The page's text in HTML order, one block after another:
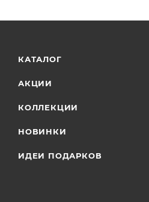
КАТАЛОГ
АКЦИИ
КОЛЛЕКЦИИ
НОВИНКИ
ИДЕИ ПОДАРКОВ